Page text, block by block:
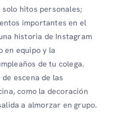
solo hitos personales;
importantes en el
historia de Instagram
en equipo y la
de tu colega.
escena de las
como la decoración
a almorzar en grupo.